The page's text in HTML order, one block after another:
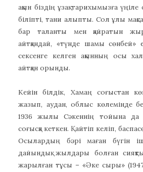
ақын біздің ұзақ тарихымызға
біліпті, тани алыпты. Сол ұлы
бар таланты мен қайратын
айтқандай, «түнде шамы сөнбей»
сексенге келген ақынның осы
айтқан орынды.
Кейін білдік, Хамаң соғыстан
жазып, аудан, облыс көлемінде
1936 жылы Сәкеннің тойына да
соғысқа кеткен. Қайтіп келіп,
Осылардың бәрі маған бүгін
дайындық жылдары болған
жарылған тұсы – «Әке сыры»